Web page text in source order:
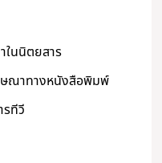
ในนิตยสาร
ณาทางหนังสือพิมพ์
ทีวี